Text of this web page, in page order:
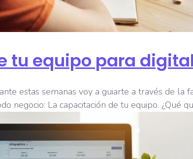
tu equipo para
estas semanas voy a guiarte a través de
negocio: La capacitación de tu equipo. ¿Qué